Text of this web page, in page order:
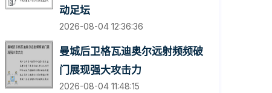
动足坛
2026-08-04 12:36:36
曼城后卫格瓦迪奥尔远射频频破
门展现强大攻击力
2026-08-04 11:48:15